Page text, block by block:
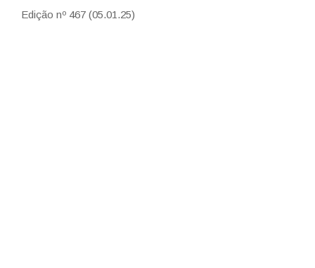
Edição nº 467 (05.01.25)